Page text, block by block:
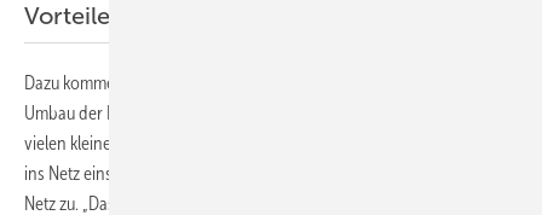
Vorteile beim Netzbetrieb
Dazu kommen noch die Vorteile beim Netzbetrieb. Denn mit dem
Umbau der Energieversorgung vom zentralen Großkraftwerk hin zu
vielen kleinen dezentralen Erzeugungsanlagen, die zudem noch volatil
ins Netz einspeisen, kommen zusätzliche Herausforderungen auf das
Netz zu. „Das Stromnetz der Zukunft muss so intelligent sein, dass es